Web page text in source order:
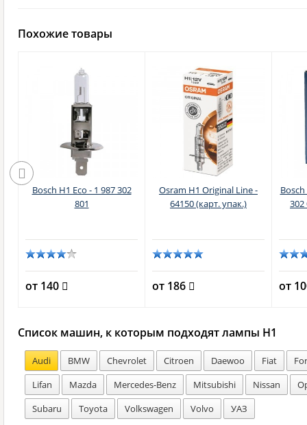
Похожие товары
Bosch H1 Eco - 1 987 302
801
от 140
Osram H1 Original Line -
64150 (карт. упак.)
от 186
302
от
Список машин, к которым подходят лампы H1
Audi BMW Chevrolet Citroen Daewoo Fiat
Lifan
Mazda Mercedes-Benz Mitsubishi Nissan
Subaru
Toyota Volkswagen Volvo УАЗ